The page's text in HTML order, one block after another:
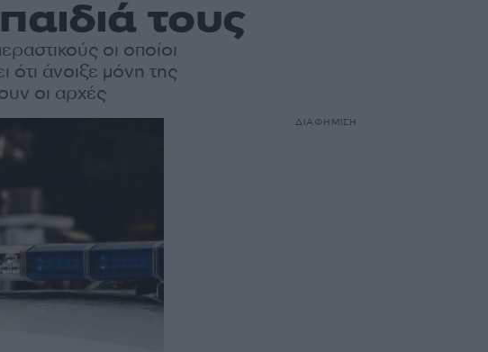
τους
οι οποίοι
άνοιξε μόνη της
οι αρχές
ΔΙΑΦΗΜΙΣΗ